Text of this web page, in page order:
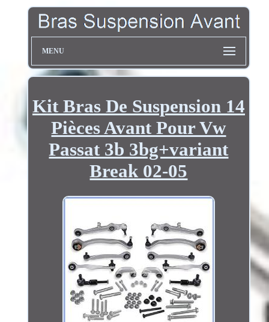
MENU
Kit Bras De Suspension 14
Pièces Avant Pour Vw
Passat 3b 3bg+variant
Break 02-05